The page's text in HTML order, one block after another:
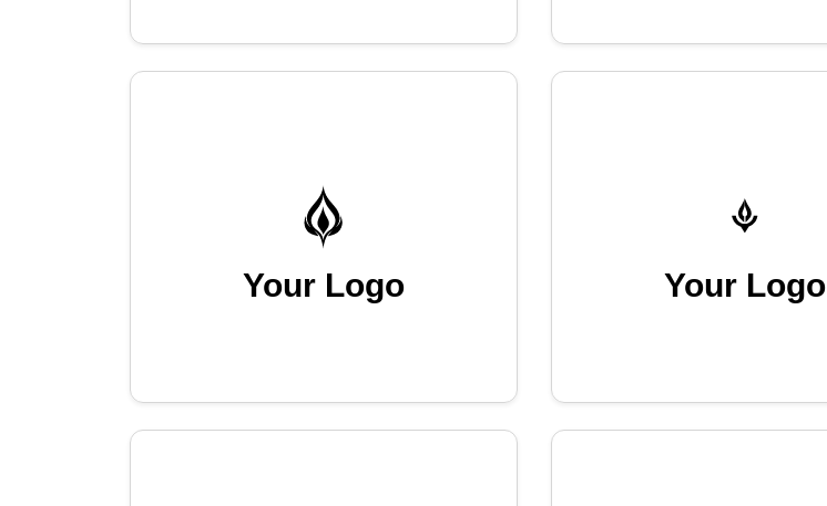
Your Logo Your Logo